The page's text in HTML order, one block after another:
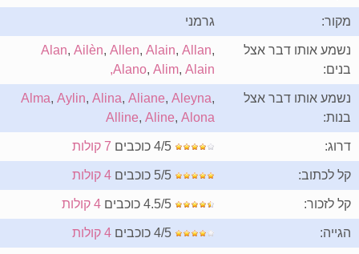
מקור: גרמני
נשמע אותו דבר אצל
בנים:
Alan ,Ailèn ,Allen ,Alain ,Allan
Alano ,Alim ,Alain,
נשמע אותו דבר אצל
בנות:
Alma ,Aylin ,Alina ,Aliane ,Aleyna
Alline ,Aline ,Alona
דרוג: 4/5 כוכבים 7 קולות
קל לכתוב: 5/5 כוכבים 4 קולות
קל לזכור: 4.5/5 כוכבים 4 קולות
הגייה: 4/5 כוכבים 4 קולות